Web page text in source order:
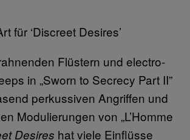
für ‘Discreet Desires’
Flüstern und electro-
in „Sworn to Secrecy Part II”
perkussiven Angriffen und
Modulierungen von „L’Homme
Desires hat viele Einflüsse